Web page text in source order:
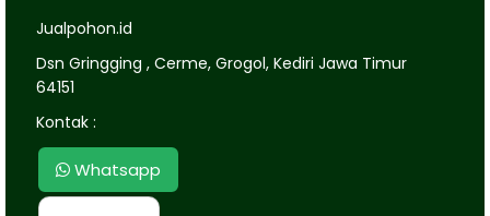
Jualpohon.id
Dsn Gringging , Cerme, Grogol, Kediri Jawa Timur
64151
Kontak :
Whatsapp